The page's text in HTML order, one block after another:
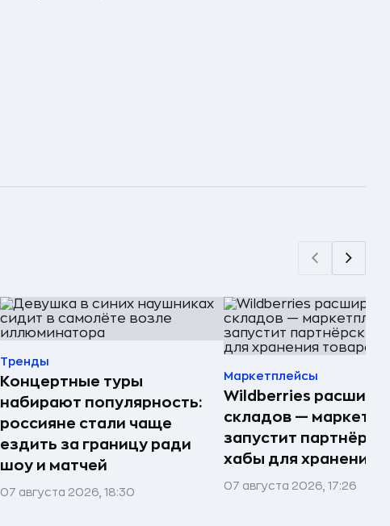
Тренды
Концертные туры
набирают популярность:
россияне стали чаще
ездить за границу ради
шоу и матчей
07 августа 2026, 18:30
Маркетплейсы
Wildberries
складов —
запустит
хабы для хранения
07 августа 2026, 17:26